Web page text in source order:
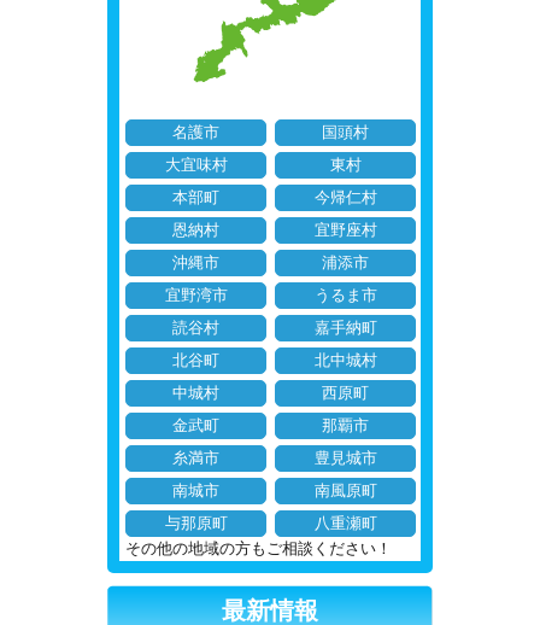
名護市
国頭村
大宜味村
東村
本部町
今帰仁村
恩納村
宜野座村
沖縄市
浦添市
宜野湾市
うるま市
読谷村
嘉手納町
北谷町
北中城村
中城村
西原町
金武町
那覇市
糸満市
豊見城市
南城市
南風原町
与那原町
八重瀬町
その他の地域の方もご相談ください！
最新情報